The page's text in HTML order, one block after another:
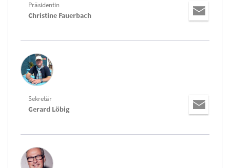
Präsidentin
Christine Fauerbach
Sekretär
Gerard Löbig